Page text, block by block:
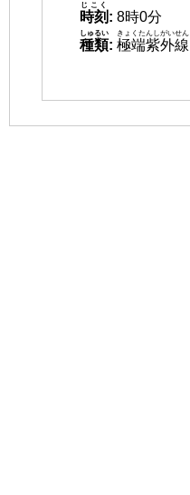
時刻
じこく
: 8時0分
種類
しゅるい
: 極端紫外線
きょくたんしがいせん